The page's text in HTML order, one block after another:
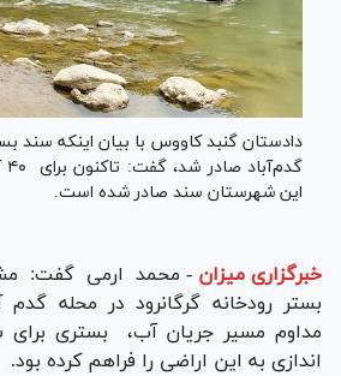
دادستان گنبد کاووس با بیان اینکه سند
این شهرستان سند صادر شده است.
خبرگزاری میزان - محمد ارمی گفت:
بستر رودخانه گرگانرود در محله
مداوم مسیر جریان آب، بستری
اندازی به این اراضی را فراهم کرده بود.